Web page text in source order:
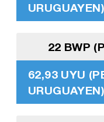
URUGUAYEN)
22 BWP
62,93 UYU
URUGUAYEN)